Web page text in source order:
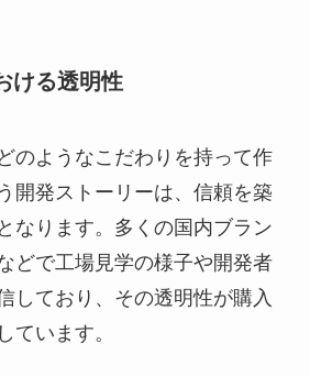
ける透明性
のようなこだわりを持って作
開発ストーリーは、信頼を築
なります。多くの国内ブラン
どで工場見学の様子や開発者
しており、その透明性が購入
ています。